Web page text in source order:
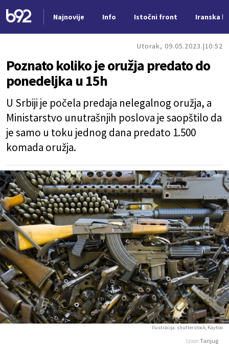
Najnovije Info Istočni front Iranska
Utorak, 09.05.2023. 10:52
Poznato koliko je oružja predato do
ponedeljka u 15h
U Srbiji je počela predaja nelegalnog oružja, a
Ministarstvo unutrašnjih poslova je saopštilo da
je samo u toku jednog dana predato 1.500
komada oružja.
Izvor:Tanjug
Ilustracija: shutterstock, Kaytoo